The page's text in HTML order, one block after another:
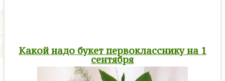
Какой надо букет первокласснику на 1
сентября